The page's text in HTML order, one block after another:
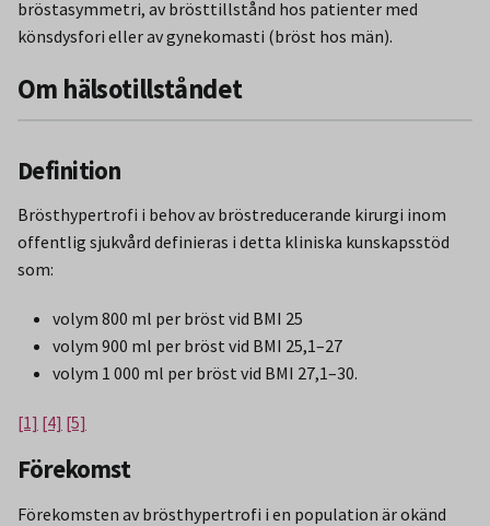
bröstasymmetri, av brösttillstånd hos patienter med
könsdysfori eller av gynekomasti (bröst hos män).
Om hälsotillståndet
Definition
Brösthypertrofi i behov av bröstreducerande kirurgi inom
offentlig sjukvård definieras i detta kliniska kunskapsstöd
som:
volym 800 ml per bröst vid BMI 25
volym 900 ml per bröst vid BMI 25,1–27
volym 1 000 ml per bröst vid BMI 27,1–30.
[1] [4] [5]
Förekomst
Förekomsten av brösthypertrofi i en population är okänd